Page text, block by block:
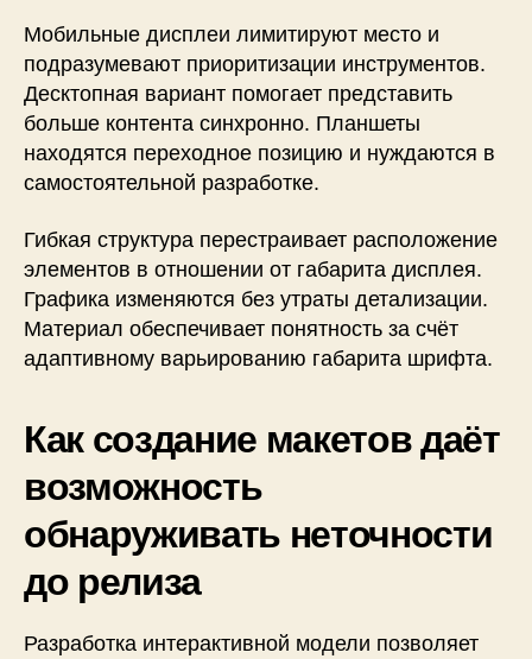
Мобильные дисплеи лимитируют место и
подразумевают приоритизации инструментов.
Десктопная вариант помогает представить
больше контента синхронно. Планшеты
находятся переходное позицию и нуждаются в
самостоятельной разработке.
Гибкая структура перестраивает расположение
элементов в отношении от габарита дисплея.
Графика изменяются без утраты детализации.
Материал обеспечивает понятность за счёт
адаптивному варьированию габарита шрифта.
Как создание макетов даёт
возможность
обнаруживать неточности
до релиза
Разработка интерактивной модели позволяет